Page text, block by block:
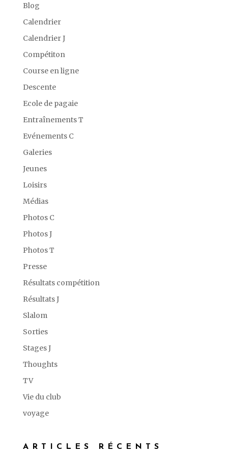
Blog
Calendrier
Calendrier J
Compétiton
Course en ligne
Descente
Ecole de pagaie
Entraînements T
Evénements C
Galeries
Jeunes
Loisirs
Médias
Photos C
Photos J
Photos T
Presse
Résultats compétition
Résultats J
Slalom
Sorties
Stages J
Thoughts
TV
Vie du club
voyage
ARTICLES RÉCENTS